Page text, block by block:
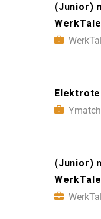
(Junior)
Ymatch
(Junior)